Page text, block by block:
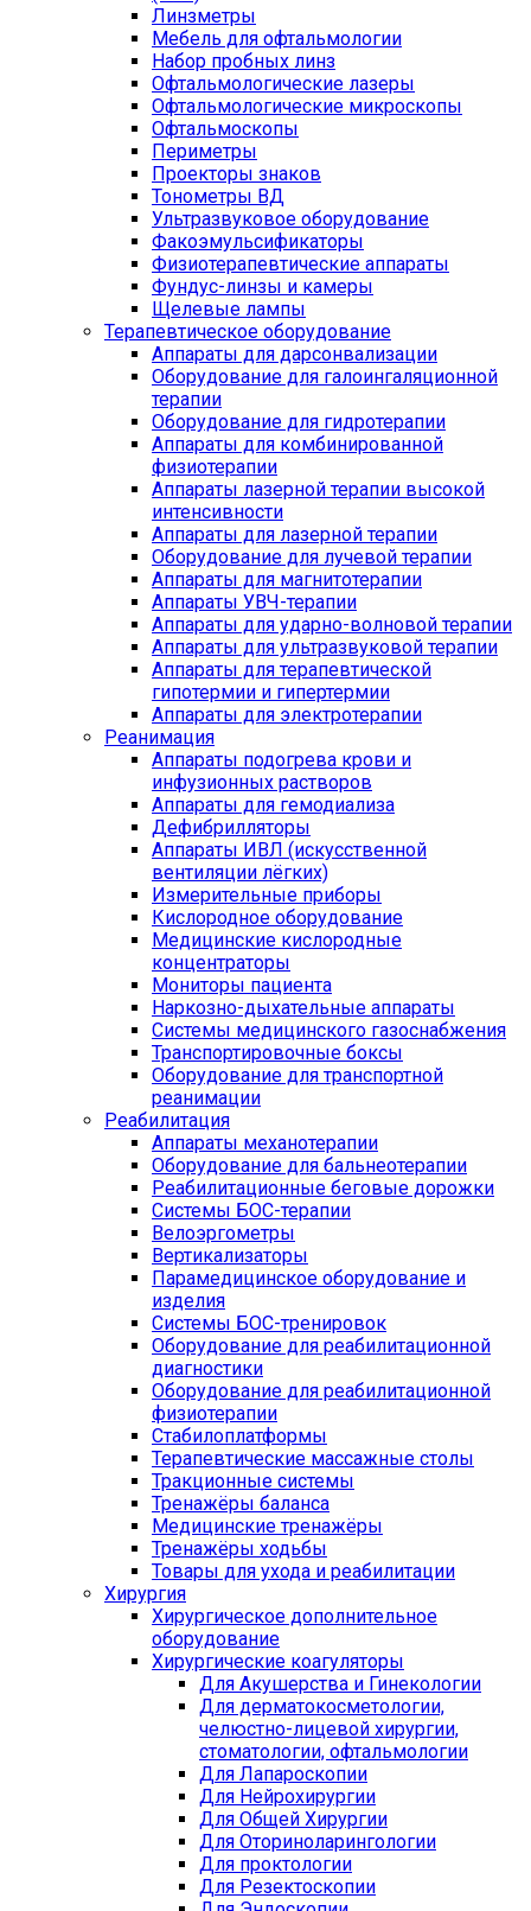
Линзметры
Мебель для офтальмологии
Набор пробных линз
Офтальмологические лазеры
Офтальмологические микроскопы
Офтальмоскопы
Периметры
Проекторы знаков
Тонометры ВД
Ультразвуковое оборудование
Факоэмульсификаторы
Физиотерапевтические аппараты
Фундус-линзы и камеры
Щелевые лампы
Терапевтическое оборудование
Аппараты для дарсонвализации
Оборудование для галоингаляционной
терапии
Оборудование для гидротерапии
Аппараты для комбинированной
физиотерапии
Аппараты лазерной терапии высокой
интенсивности
Аппараты для лазерной терапии
Оборудование для лучевой терапии
Аппараты для магнитотерапии
Аппараты УВЧ-терапии
Аппараты для ударно-волновой терапии
Аппараты для ультразвуковой терапии
Аппараты для терапевтической
гипотермии и гипертермии
Аппараты для электротерапии
Реанимация
Аппараты подогрева крови и
инфузионных растворов
Аппараты для гемодиализа
Дефибрилляторы
Аппараты ИВЛ (искусственной
вентиляции лёгких)
Измерительные приборы
Кислородное оборудование
Медицинские кислородные
концентраторы
Мониторы пациента
Наркозно-дыхательные аппараты
Системы медицинского газоснабжения
Транспортировочные боксы
Оборудование для транспортной
реанимации
Реабилитация
Аппараты механотерапии
Оборудование для бальнеотерапии
Реабилитационные беговые дорожки
Системы БОС-терапии
Велоэргометры
Вертикализаторы
Парамедицинское оборудование и
изделия
Системы БОС-тренировок
Оборудование для реабилитационной
диагностики
Оборудование для реабилитационной
физиотерапии
Стабилоплатформы
Терапевтические массажные столы
Тракционные системы
Тренажёры баланса
Медицинские тренажёры
Тренажёры ходьбы
Товары для ухода и реабилитации
Хирургия
Хирургическое дополнительное
оборудование
Хирургические коагуляторы
Для Акушерства и Гинекологии
Для дерматокосметологии,
челюстно-лицевой хирургии,
стоматологии, офтальмологии
Для Лапароскопии
Для Нейрохирургии
Для Общей Хирургии
Для Оториноларингологии
Для проктологии
Для Резектоскопии